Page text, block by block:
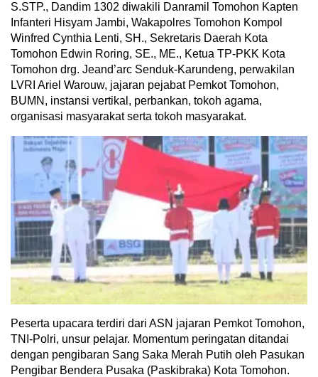
S.STP., Dandim 1302 diwakili Danramil Tomohon Kapten
Infanteri Hisyam Jambi, Wakapolres Tomohon Kompol
Winfred Cynthia Lenti, SH., Sekretaris Daerah Kota
Tomohon Edwin Roring, SE., ME., Ketua TP-PKK Kota
Tomohon drg. Jeand’arc Senduk-Karundeng, perwakilan
LVRI Ariel Warouw, jajaran pejabat Pemkot Tomohon,
BUMN, instansi vertikal, perbankan, tokoh agama,
organisasi masyarakat serta tokoh masyarakat.
Peserta upacara terdiri dari ASN jajaran Pemkot Tomohon,
TNI-Polri, unsur pelajar. Momentum peringatan ditandai
dengan pengibaran Sang Saka Merah Putih oleh Pasukan
Pengibar Bendera Pusaka (Paskibraka) Kota Tomohon.